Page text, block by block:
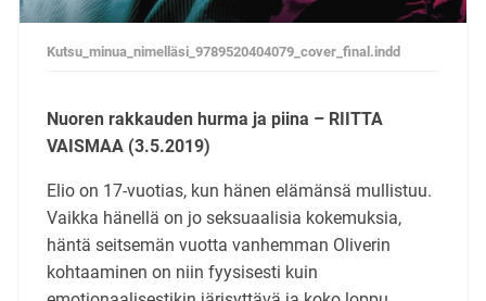
Kutsu_minua_nimelläsi_9789520404079_cover_final.indd
Nuoren rakkauden hurma ja piina – RIITTA
VAISMAA (3.5.2019)
Elio on 17-vuotias, kun hänen elämänsä mullistuu.
Vaikka hänellä on jo seksuaalisia kokemuksia,
häntä seitsemän vuotta vanhemman Oliverin
kohtaaminen on niin fyysisesti kuin